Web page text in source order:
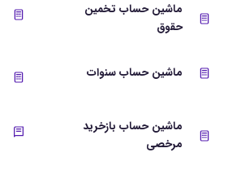
ماشین حساب تخمین
حقوق
ماشین حساب سنوات
ماشین حساب بازخرید
مرخصی